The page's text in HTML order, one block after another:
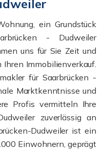
ein Grundstück
- Dudweiler
uns für Sie Zeit und
Ihren Immobilienverkauf.
für Saarbrücken -
Marktkenntnisse und
Profis vermitteln Ihre
zuverlässig an
Dudweiler ist ein
Einwohnern, geprägt